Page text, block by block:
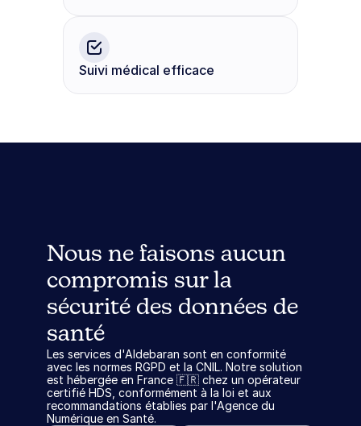
Suivi médical efficace
Nous ne faisons aucun
compromis sur la
sécurité des données de
santé
Les services d'Aldebaran sont en conformité
avec les normes RGPD et la CNIL. Notre solution
est hébergée en France 🇫🇷 chez un opérateur
certifié HDS, conformément à la loi et aux
recommandations établies par l'Agence du
Numérique en Santé.